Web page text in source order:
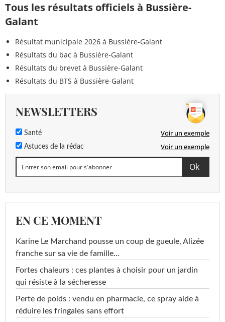
Tous les résultats officiels à Bussière-
Galant
Résultat municipale 2026 à Bussière-Galant
Résultats du bac à Bussière-Galant
Résultats du brevet à Bussière-Galant
Résultats du BTS à Bussière-Galant
NEWSLETTERS
Santé Voir un exemple
Astuces de la rédac Voir un exemple
EN CE MOMENT
Karine Le Marchand pousse un coup de gueule, Alizée
franche sur sa vie de famille...
Fortes chaleurs : ces plantes à choisir pour un jardin
qui résiste à la sécheresse
Perte de poids : vendu en pharmacie, ce spray aide à
réduire les fringales sans effort